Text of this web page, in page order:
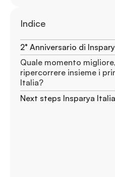
Indice
2° Anniversario di
Quale momento
ripercorrere insieme i
Italia?
Next steps Insparya Italia